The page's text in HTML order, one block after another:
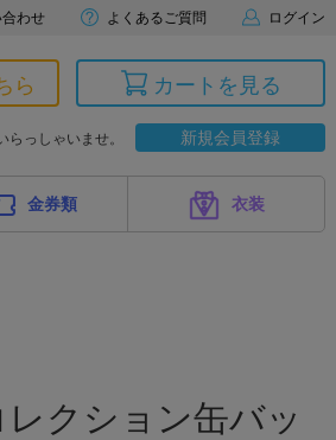
わせ よくあるご質問 ログイン
ら カートを見る
らっしゃいませ。 新規会員登録
金券類 衣装
クション缶バッ